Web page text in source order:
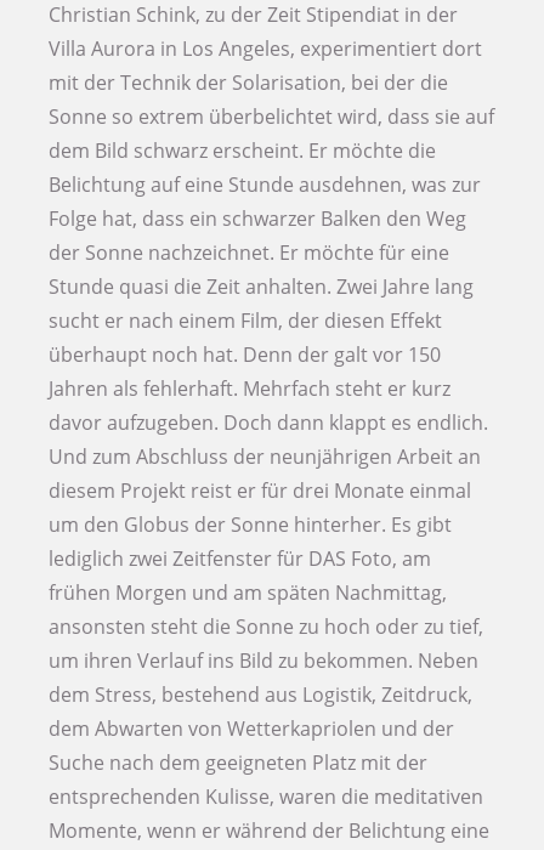
Christian Schink, zu der Zeit Stipendiat in der
Villa Aurora in Los Angeles, experimentiert dort
mit der Technik der Solarisation, bei der die
Sonne so extrem überbelichtet wird, dass sie auf
dem Bild schwarz erscheint. Er möchte die
Belichtung auf eine Stunde ausdehnen, was zur
Folge hat, dass ein schwarzer Balken den Weg
der Sonne nachzeichnet. Er möchte für eine
Stunde quasi die Zeit anhalten. Zwei Jahre lang
sucht er nach einem Film, der diesen Effekt
überhaupt noch hat. Denn der galt vor 150
Jahren als fehlerhaft. Mehrfach steht er kurz
davor aufzugeben. Doch dann klappt es endlich.
Und zum Abschluss der neunjährigen Arbeit an
diesem Projekt reist er für drei Monate einmal
um den Globus der Sonne hinterher. Es gibt
lediglich zwei Zeitfenster für DAS Foto, am
frühen Morgen und am späten Nachmittag,
ansonsten steht die Sonne zu hoch oder zu tief,
um ihren Verlauf ins Bild zu bekommen. Neben
dem Stress, bestehend aus Logistik, Zeitdruck,
dem Abwarten von Wetterkapriolen und der
Suche nach dem geeigneten Platz mit der
entsprechenden Kulisse, waren die meditativen
Momente, wenn er während der Belichtung eine